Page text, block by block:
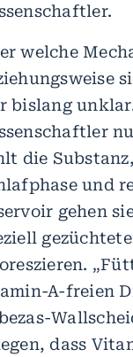
welche
bislang
die
und
gehen
A-freien
dass